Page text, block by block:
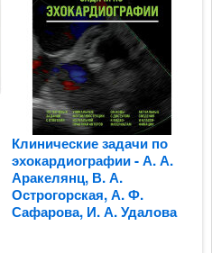
Клинические задачи по
эхокардиографии - А. А.
Аракелянц, В. А.
Острогорская, А. Ф.
Сафарова, И. А. Удалова